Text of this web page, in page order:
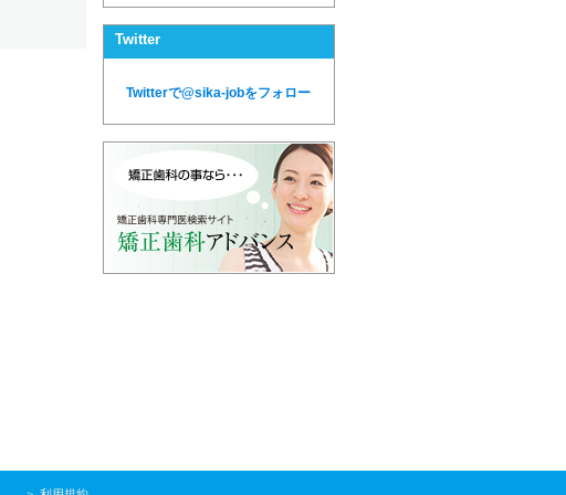
Twitter
Twitterで@sika-jobをフォロー